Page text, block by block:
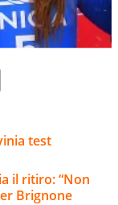
test
il ritiro: “Non
Brignone